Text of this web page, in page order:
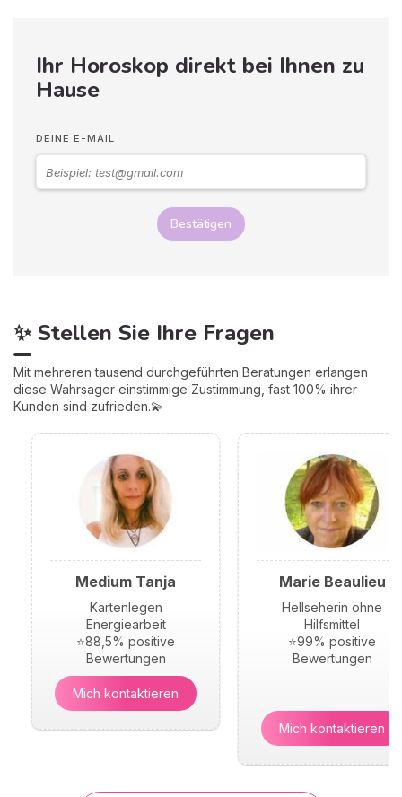
Ihr Horoskop direkt bei Ihnen zu
Hause
DEINE E-MAIL
Bestätigen
✨ Stellen Sie Ihre Fragen
Mit mehreren tausend durchgeführten Beratungen erlangen
diese Wahrsager einstimmige Zustimmung, fast 100% ihrer
Kunden sind zufrieden.💫
Medium Tanja
Kartenlegen
Energiearbeit
⭐88,5% positive
Bewertungen
Mich kontaktieren
Marie Beaulieu
Hellseherin ohne
Hilfsmittel
⭐99% positive
Bewertungen
Mich kontaktieren